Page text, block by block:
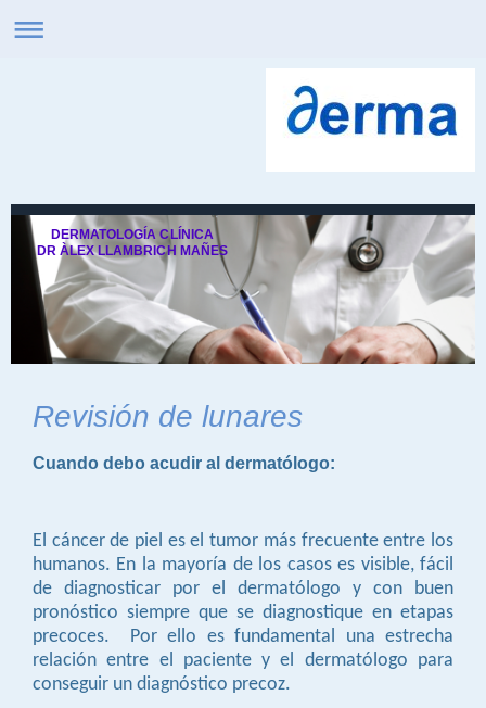
DERMATOLOGÍA CLÍNICA
DR ÀLEX LLAMBRICH MAÑES
Revisión de lunares
Cuando debo acudir al dermatólogo:
El cáncer de piel es el tumor más frecuente entre los
humanos. En la mayoría de los casos es visible, fácil
de diagnosticar por el dermatólogo y con buen
pronóstico siempre que se diagnostique en etapas
precoces. Por ello es fundamental una estrecha
relación entre el paciente y el dermatólogo para
conseguir un diagnóstico precoz.